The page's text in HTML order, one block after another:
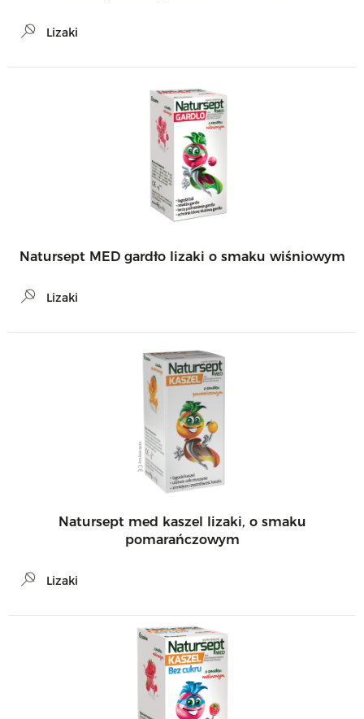
Lizaki
Natursept MED gardło lizaki o smaku wiśniowym
Lizaki
Natursept med kaszel lizaki, o smaku
pomarańczowym
Lizaki